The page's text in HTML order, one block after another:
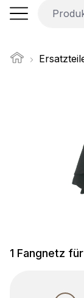
1 Fangnetz